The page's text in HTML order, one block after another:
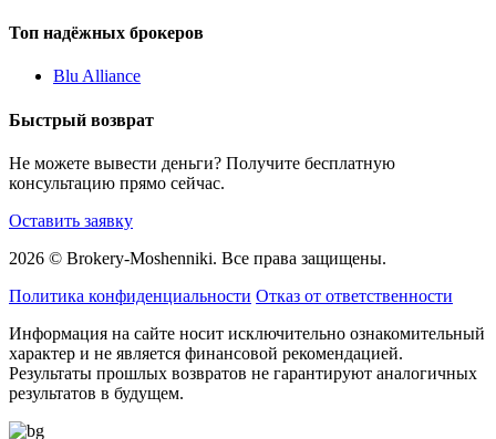
Топ надёжных брокеров
Blu Alliance
Быстрый возврат
Не можете вывести деньги? Получите бесплатную
консультацию прямо сейчас.
Оставить заявку
2026 © Brokery-Moshenniki. Все права защищены.
Политика конфиденциальности Отказ от ответственности
Информация на сайте носит исключительно ознакомительный
характер и не является финансовой рекомендацией.
Результаты прошлых возвратов не гарантируют аналогичных
результатов в будущем.